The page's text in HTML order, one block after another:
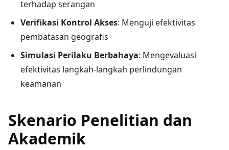
terhadap serangan
Verifikasi Kontrol Akses: Menguji efektivitas
pembatasan geografis
Simulasi Perilaku Berbahaya: Mengevaluasi
efektivitas langkah-langkah perlindungan
keamanan
Skenario Penelitian dan
Akademik